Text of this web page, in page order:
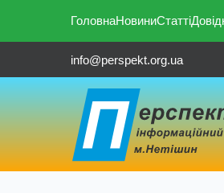
ГоловнаНовиниСтатті
info@perspekt.org.ua